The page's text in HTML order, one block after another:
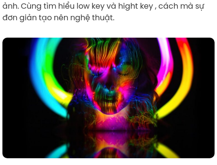
ảnh. Cùng tìm hiểu low key và hight key , cách mà sự
đơn giản tạo nên nghệ thuật.